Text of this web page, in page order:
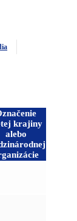
krajiny
alebo